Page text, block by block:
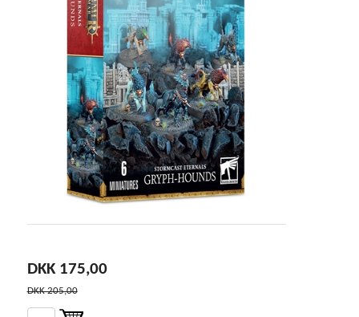
DKK 175,00
DKK 205,00